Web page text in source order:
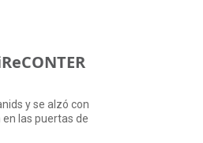
y se alzó con
las puertas de